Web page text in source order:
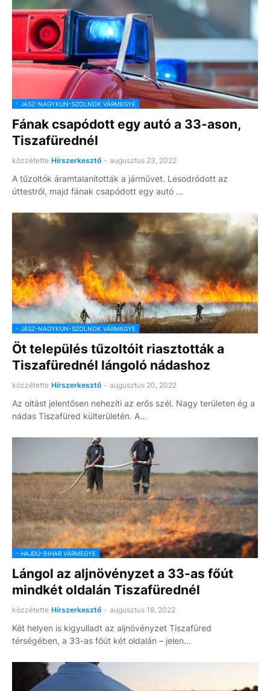
- JÁSZ-NAGYKUN-SZOLNOK VÁRMEGYE
Fának csapódott egy autó a 33-ason,
Tiszafürednél
közzétette Hírszerkesztő - augusztus 23, 2022
A tűzoltók áramtalanították a járművet. Lesodródott az
úttestről, majd fának csapódott egy autó …
- JÁSZ-NAGYKUN-SZOLNOK VÁRMEGYE
Öt település tűzoltóit riasztották a
Tiszafürednél lángoló nádashoz
közzétette Hírszerkesztő - augusztus 20, 2022
Az oltást jelentősen nehezíti az erős szél. Nagy területen ég a
nádas Tiszafüred külterületén. A…
- HAJDÚ-BIHAR VÁRMEGYE
Lángol az aljnövényzet a 33-as főút
mindkét oldalán Tiszafürednél
közzétette Hírszerkesztő - augusztus 18, 2022
Két helyen is kigyulladt az aljnövényzet Tiszafüred
térségében, a 33-as főút két oldalán – jelen…